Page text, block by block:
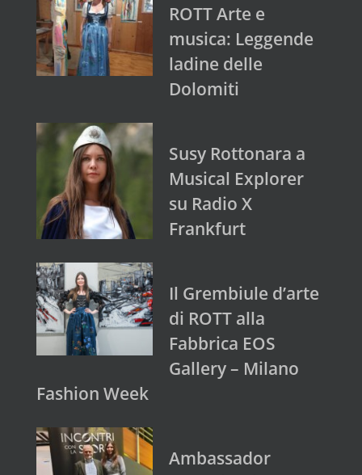
ROTT Arte e
musica: Leggende
ladine delle
Dolomiti
Susy Rottonara a
Musical Explorer
su Radio X
Frankfurt
Il Grembiule d’arte
di ROTT alla
Fabbrica EOS
Gallery – Milano
Fashion Week
Ambassador